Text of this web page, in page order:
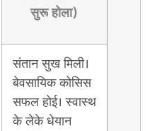
सुरू होला)
संतान सुख मिली।
बेवसायिक कोसिस
सफल होई। स्वास्थ
के लेके धेयान